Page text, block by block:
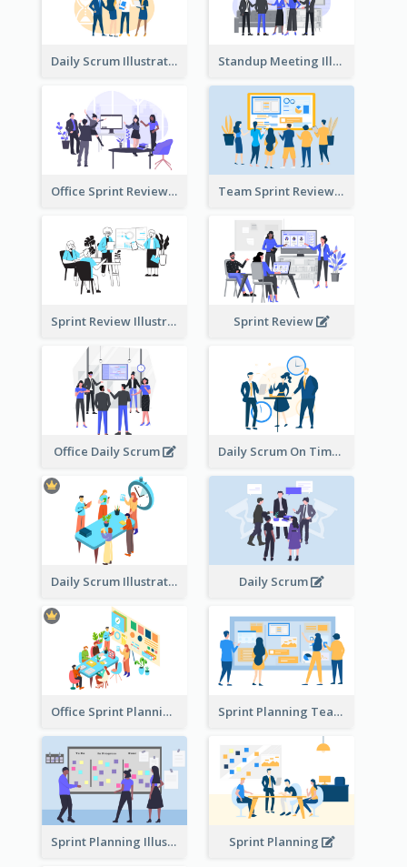
Daily Scrum Illustration Standup Meeting Illustration
Office Sprint Review Team Sprint Review
Sprint Review Illustration Sprint Review
Office Daily Scrum Daily Scrum On Time
Daily Scrum Illustration Daily Scrum
Office Sprint Planning Sprint Planning Team
Sprint Planning Illustration Sprint Planning